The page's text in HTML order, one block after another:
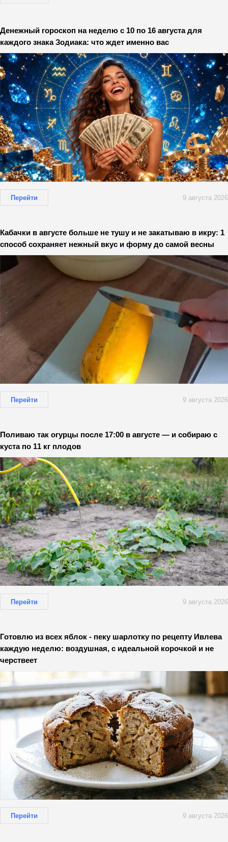
Денежный гороскоп на неделю с 10 по 16 августа для
каждого знака Зодиака: что ждет именно вас
Перейти 9 августа 2026
Кабачки в августе больше не тушу и не закатываю в икру: 1
способ сохраняет нежный вкус и форму до самой весны
Перейти 9 августа 2026
Поливаю так огурцы после 17:00 в августе — и собираю с
куста по 11 кг плодов
Перейти 9 августа 2026
Готовлю из всех яблок - пеку шарлотку по рецепту Ивлева
каждую неделю: воздушная, с идеальной корочкой и не
черствеет
Перейти 9 августа 2026